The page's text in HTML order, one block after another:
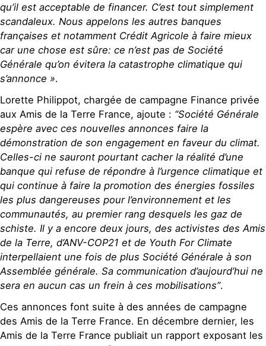
qu’il est acceptable de financer. C’est tout simplement
scandaleux. Nous appelons les autres banques
françaises et notamment Crédit Agricole à faire mieux
car une chose est sûre: ce n’est pas de Société
Générale qu’on évitera la catastrophe climatique qui
s’annonce ».
Lorette Philippot, chargée de campagne Finance privée
aux Amis de la Terre France, ajoute : “Société Générale
espère avec ces nouvelles annonces faire la
démonstration de son engagement en faveur du climat.
Celles-ci ne sauront pourtant cacher la réalité d’une
banque qui refuse de répondre à l’urgence climatique et
qui continue à faire la promotion des énergies fossiles
les plus dangereuses pour l’environnement et les
communautés, au premier rang desquels les gaz de
schiste. Il y a encore deux jours, des activistes des Amis
de la Terre, d’ANV-COP21 et de Youth For Climate
interpellaient une fois de plus Société Générale à son
Assemblée générale. Sa communication d’aujourd’hui ne
sera en aucun cas un frein à ces mobilisations”.
Ces annonces font suite à des années de campagne
des Amis de la Terre France. En décembre dernier, les
Amis de la Terre France publiait un rapport exposant les